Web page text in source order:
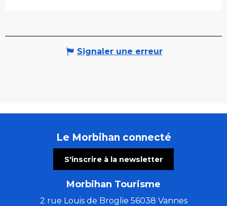
Signaler une erreur
Le Morbihan connecté
S'inscrire à la newsletter
Morbihan Tourisme
2 rue Louis de Broglie 56038 Vannes